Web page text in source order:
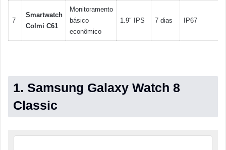
7
Smartwatch
Colmi C61
Monitoramento
básico
econômico
1.9″ IPS 7 dias IP67
1. Samsung Galaxy Watch 8
Classic